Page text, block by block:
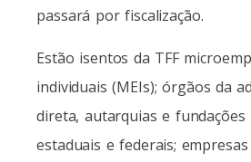
passará por fiscalização.
Estão isentos da TFF
individuais (MEIs); órgãos da
direta, autarquias e fundações
estaduais e federais;